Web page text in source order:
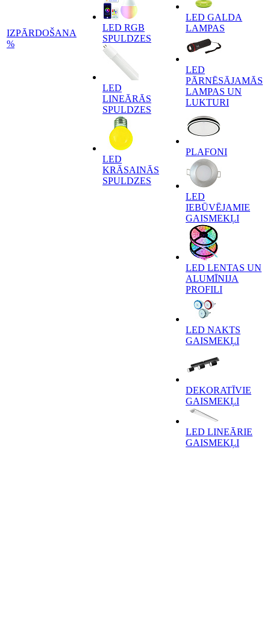
IZPĀRDOŠANA
%
LED RGB
SPULDZES
LED
LINEĀRĀS
SPULDZES
LED
KRĀSAINĀS
SPULDZES
LED GALDA
LAMPAS
LED
PĀRNĒSĀJAMĀS
LAMPAS UN
LUKTURI
PLAFONI
LED
IEBŪVĒJAMIE
GAISMEKĻI
LED LENTAS UN
ALUMĪNIJA
PROFILI
LED NAKTS
GAISMEKĻI
DEKORATĪVIE
GAISMEKĻI
LED LINEĀRIE
GAISMEKĻI